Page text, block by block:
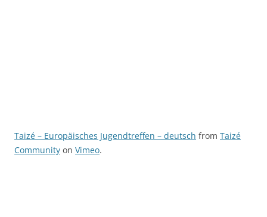
Taizé – Europäisches Jugendtreffen – deutsch from Taizé
Community on Vimeo.